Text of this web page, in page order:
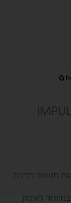
תנוחת רכיבה
לאימון